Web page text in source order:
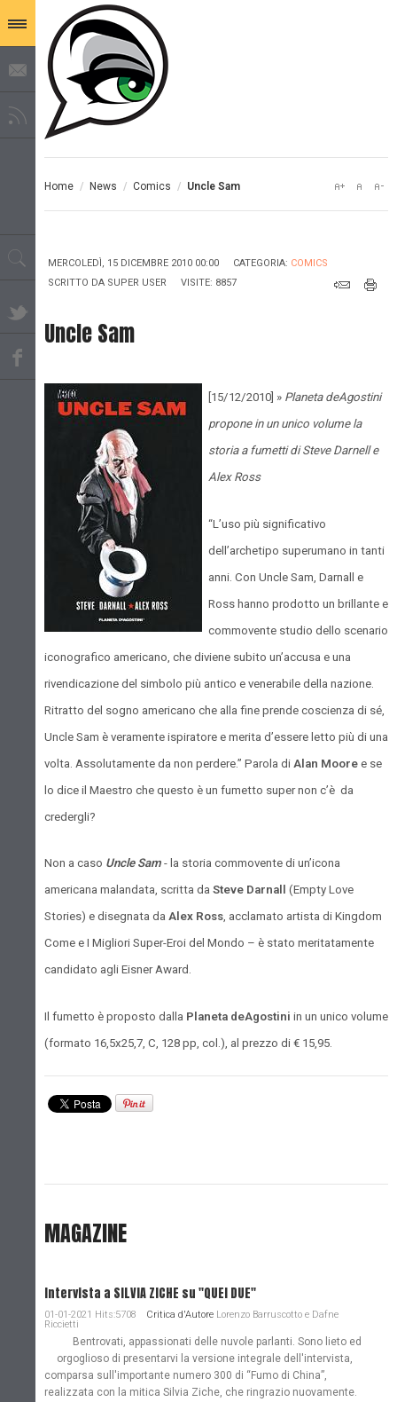
Home / News / Comics / Uncle Sam
MERCOLEDÌ, 15 DICEMBRE 2010 00:00 CATEGORIA: COMICS
SCRITTO DA SUPER USER VISITE: 8857
Uncle Sam
[15/12/2010] » Planeta deAgostini
propone in un unico volume la
storia a fumetti di Steve Darnell e
Alex Ross
“L’uso più significativo
dell’archetipo superumano in tanti
anni. Con Uncle Sam, Darnall e
Ross hanno prodotto un brillante e
commovente studio dello scenario
iconografico americano, che diviene subito un’accusa e una
rivendicazione del simbolo più antico e venerabile della nazione.
Ritratto del sogno americano che alla fine prende coscienza di sé,
Uncle Sam è veramente ispiratore e merita d’essere letto più di una
volta. Assolutamente da non perdere.” Parola di Alan Moore e se
lo dice il Maestro che questo è un fumetto super non c’è da
credergli?
Non a caso Uncle Sam - la storia commovente di un’icona
americana malandata, scritta da Steve Darnall
(Empty Love
Stories) e disegnata da Alex Ross, acclamato artista di Kingdom
Come e I Migliori Super-Eroi del Mondo – è stato meritatamente
candidato agli Eisner Award.
Il fumetto è proposto dalla Planeta deAgostini in un unico volume
(formato 16,5x25,7, C, 128 pp, col.), al prezzo di € 15,95.
MAGAZINE
Intervista a SILVIA ZICHE su "QUEI DUE"
01-01-2021 Hits:5708 Critica d'Autore Lorenzo Barruscotto e Dafne
Riccietti
Bentrovati, appassionati delle nuvole parlanti. Sono lieto ed
orgoglioso di presentarvi la versione integrale dell'intervista,
comparsa sull'importante numero 300 di “Fumo di China”,
realizzata con la mitica Silvia Ziche, che ringrazio nuovamente.